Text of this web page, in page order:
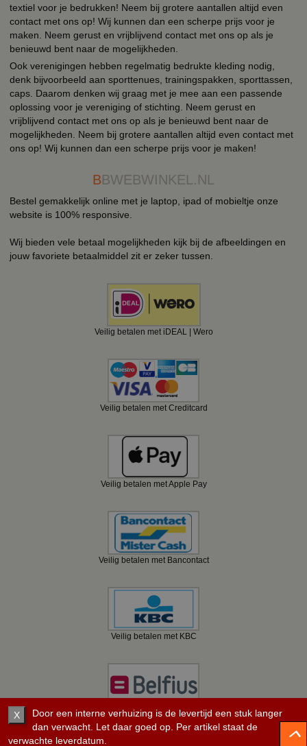
textiel voor je bedrukken! Neem bij grotere aantallen altijd even
contact met ons op! Wij kunnen dan een scherpe prijs voor je
maken. Neem gerust en vrijblijvend contact met ons op als je
benieuwd bent naar de mogelijkheden.
Ook verenigingen hebben regelmatig bedrukte kleding nodig,
denk bijvoorbeeld aan sporttenues, trainingspakken, sporttassen,
caps. Daarom denken wij graag met je mee aan een passende
oplossing voor je vereniging of stichting. Neem gerust en
vrijblijvend contact met ons op als je benieuwd bent naar de
mogelijkheden. Neem bij grotere aantallen altijd even contact met
ons op! Wij kunnen dan een scherpe prijs voor je maken!
BBWEBWINKEL.NL
Bestel gemakkelijk online met je laptop, ipad of mobieltje onze
website is 100% responsive.
Wij bieden vele betaal mogelijkheden kijk bij de afbeeldingen en
jouw favoriete betaalmiddel zit er zeker tussen.
Veilig betalen met iDEAL | Wero
Veilig betalen met Creditcard
Veilig betalen met Apple Pay
Veilig betalen met Bancontact
Veilig betalen met KBC
Veilig betalen met Belfius
X
Door een interne verhuizing is de levertijd een stuk langer
dan verwacht. Let daar goed op. Per artikel staat de
verwachte leverdatum.